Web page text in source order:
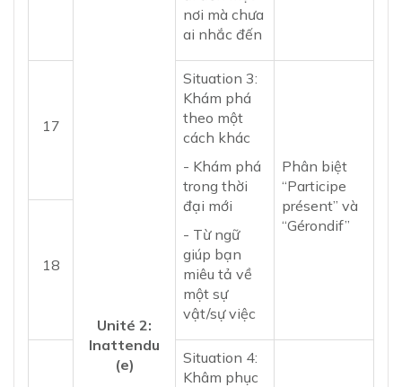
Unité 2:
Inattendu
(e)
nơi mà chưa
ai nhắc đến
17
Situation 3:
Khám phá
theo một
cách khác
- Khám phá
trong thời
đại mới
- Từ ngữ
giúp bạn
miêu tả về
một sự
vật/sự việc
Phân biệt
“Participe
présent” và
“Gérondif”
18
Situation 4:
Khâm phục